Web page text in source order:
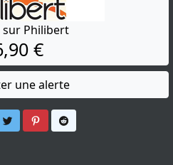
sur Philibert
€
une alerte
Partager sur Twitter
Partager sur Pinterest